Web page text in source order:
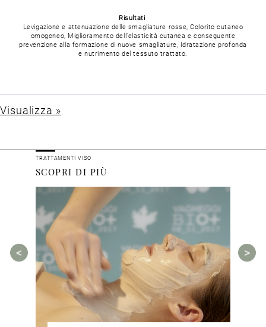
Risultati
Levigazione e attenuazione delle smagliature rosse, Colorito cutaneo
omogeneo, Miglioramento dell’elasticità cutanea e conseguente
prevenzione alla formazione di nuove smagliature, Idratazione profonda
e nutrimento del tessuto trattato.
Visualizza »
TRATTAMENTI VISO
SCOPRI DI PIÙ